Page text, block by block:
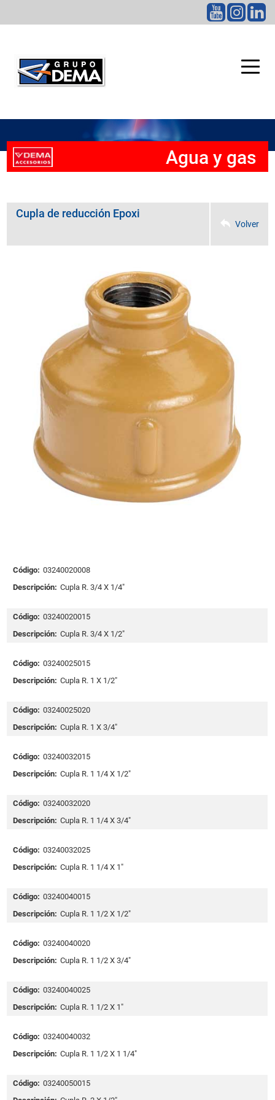
Agua y gas
CATEGORÍAS
Volver
Cupla de reducción Epoxi
Código: 03240020008
Descripción: Cupla R. 3/4 X 1/4"
Código: 03240020015
Descripción: Cupla R. 3/4 X 1/2"
Código: 03240025015
Descripción: Cupla R. 1 X 1/2"
Código: 03240025020
Descripción: Cupla R. 1 X 3/4"
Código: 03240032015
Descripción: Cupla R. 1 1/4 X 1/2"
Código: 03240032020
Descripción: Cupla R. 1 1/4 X 3/4"
Código: 03240032025
Descripción: Cupla R. 1 1/4 X 1"
Código: 03240040015
Descripción: Cupla R. 1 1/2 X 1/2"
Código: 03240040020
Descripción: Cupla R. 1 1/2 X 3/4"
Código: 03240040025
Descripción: Cupla R. 1 1/2 X 1"
Código: 03240040032
Descripción: Cupla R. 1 1/2 X 1 1/4"
Código: 03240050015